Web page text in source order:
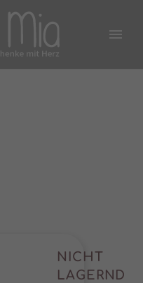
NICHT
LAGERND